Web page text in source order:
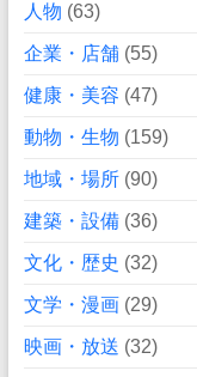
人物 (63)
企業・店舗(55)
健康・美容 (47)
動物・生物 (159)
地域・場所(90)
建築・設備(36)
文化・歴史 (32)
文学・漫画(29)
映画・放送 (32)